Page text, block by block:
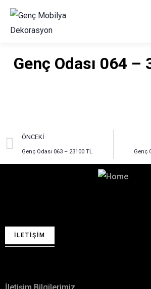
Genç Odası 064 –
ÖNCEKI
Genç Odası 063 – 23100 TL Genç
İLETIŞIM